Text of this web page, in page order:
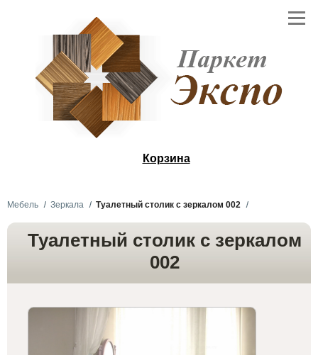
Корзина
Мебель Зеркала Туалетный столик с зеркалом 002
Туалетный столик с зеркалом
002